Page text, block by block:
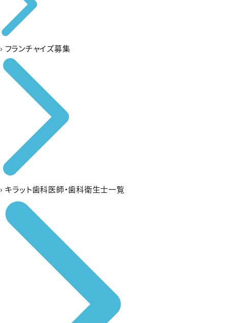
› フランチャイズ募集
› キラット歯科医師・歯科衛生士一覧